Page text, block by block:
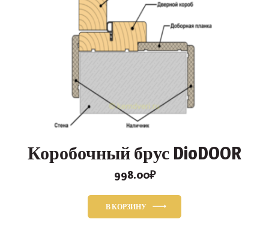
Коробочный брус DioDOOR
998.00₽
В КОРЗИНУ